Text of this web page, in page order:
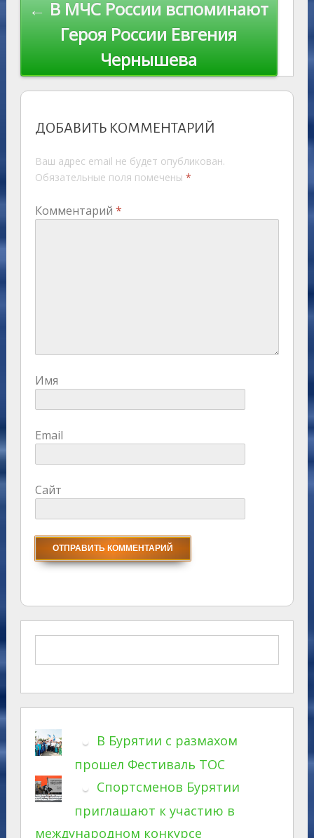
← В МЧС России вспоминают
Героя России Евгения
Чернышева
ДОБАВИТЬ КОММЕНТАРИЙ
Ваш адрес email не будет опубликован.
Обязательные поля помечены *
Комментарий *
Имя
Email
Сайт
В Бурятии с размахом
прошел Фестиваль ТОС
Спортсменов Бурятии
приглашают к участию в
международном конкурсе